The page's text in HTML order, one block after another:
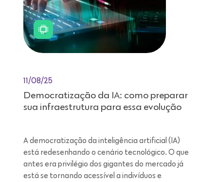
11/08/25
Democratização da IA: como preparar
sua infraestrutura para essa evolução
A democratização da inteligência artificial (IA)
está redesenhando o cenário tecnológico. O que
antes era privilégio dos gigantes do mercado já
está se tornando acessível a indivíduos e